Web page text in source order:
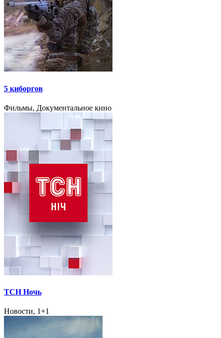
5 киборгов
Фильмы, Документальное кино
ТСН Ночь
Новости, 1+1